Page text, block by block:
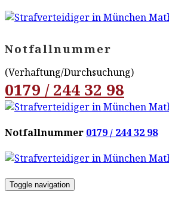
Notfallnummer
(Verhaftung/Durchsuchung)
0179 / 244 32 98
Notfallnummer 0179 / 244 32 98
Toggle navigation